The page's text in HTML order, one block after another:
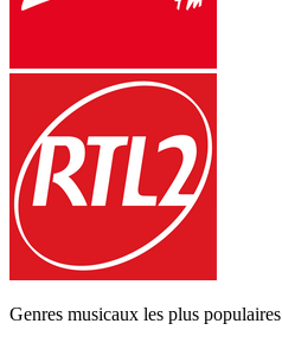
Genres musicaux les plus populaires